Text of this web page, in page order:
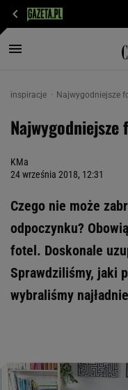
inspiracje Najwygodniejsze
KMa
24 września 2018, 12:31
Czego nie może
odpoczynku?
fotel. Doskonale
Sprawdziliśmy, jaki
wybraliśmy